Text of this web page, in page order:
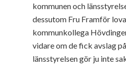
kommunen och
dessutom Fru Framför
kommunkollega
vidare om de fick avslag
länsstyrelsen gör ju inte